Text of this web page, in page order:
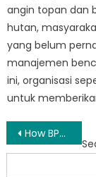
angin topan dan
hutan,
yang belum
manajemen
ini, organisasi
untuk
Post
How BPBD Tebing Tinggi Timur is Ensuring the Safety of Residents